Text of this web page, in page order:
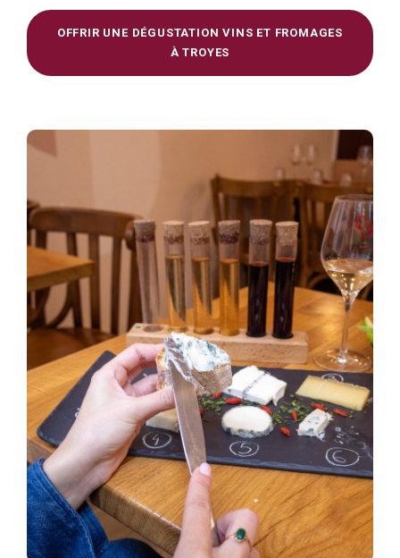
OFFRIR UNE DÉGUSTATION VINS ET FROMAGES
À TROYES